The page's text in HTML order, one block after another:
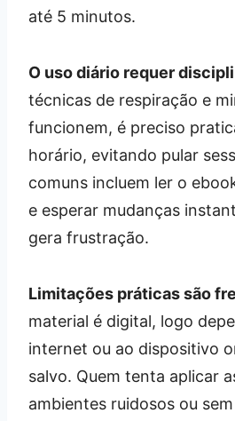
até 5 minutos.
O uso diário requer
técnicas de respiração e
funcionem, é preciso
horário, evitando pular
comuns incluem ler o
e esperar mudanças
gera frustração.
Limitações práticas são
material é digital, logo
internet ou ao dispositivo
salvo. Quem tenta aplicar
ambientes ruidosos ou